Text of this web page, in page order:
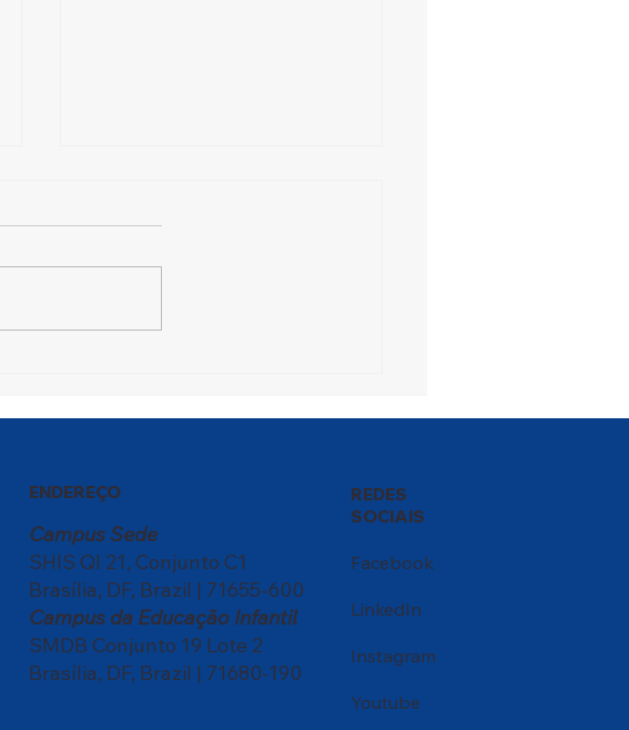
encontro de culturas
ENDEREÇO
Campus Sede
SHIS QI 21, Conjunto C1
Brasília, DF, Brazil | 71655-600
Campus da Educação Infantil
SMDB Conjunto 19 Lote 2
Brasília, DF, Brazil | 71680-190
REDES
SOCIAIS
Facebook
LinkedIn
Instagram
Youtube